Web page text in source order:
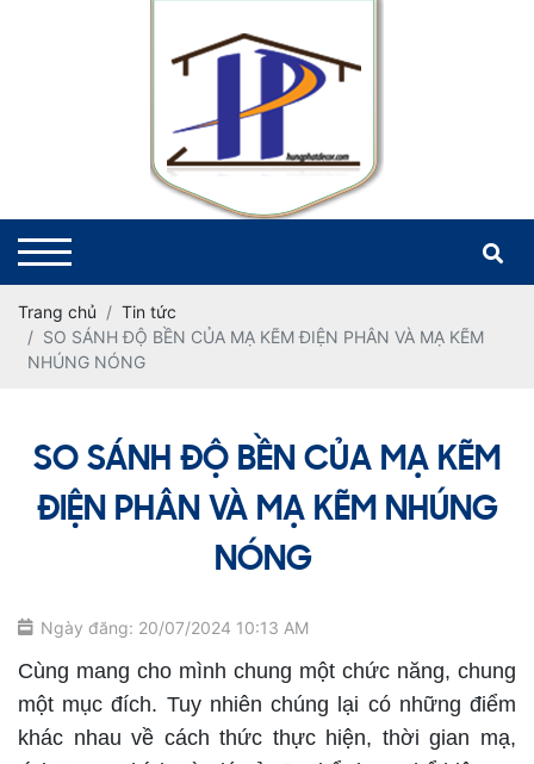
Trang chủ
Tin tức
SO SÁNH ĐỘ BỀN CỦA MẠ KẼM ĐIỆN PHÂN VÀ MẠ KẼM
NHÚNG NÓNG
SO SÁNH ĐỘ BỀN CỦA MẠ KẼM
ĐIỆN PHÂN VÀ MẠ KẼM NHÚNG
NÓNG
Ngày đăng: 20/07/2024 10:13 AM
Cùng mang cho mình chung một chức năng, chung
một mục đích. Tuy nhiên chúng lại có những điểm
khác nhau về cách thức thực hiện, thời gian mạ,